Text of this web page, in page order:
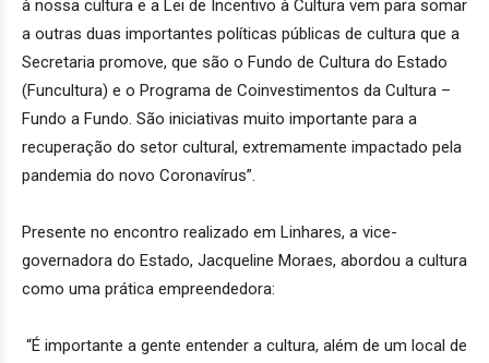
à nossa cultura e a Lei de Incentivo à Cultura vem para somar
a outras duas importantes políticas públicas de cultura que a
Secretaria promove, que são o Fundo de Cultura do Estado
(Funcultura) e o Programa de Coinvestimentos da Cultura –
Fundo a Fundo. São iniciativas muito importante para a
recuperação do setor cultural, extremamente impactado pela
pandemia do novo Coronavírus”.
Presente no encontro realizado em Linhares, a vice-
governadora do Estado, Jacqueline Moraes, abordou a cultura
como uma prática empreendedora:
“É importante a gente entender a cultura, além de um local de